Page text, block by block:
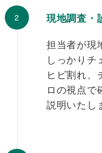
現地調査・
担当者が現
しっかりチ
ヒビ割れ、
ロの視点で
説明いたし